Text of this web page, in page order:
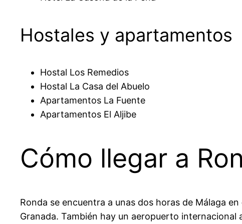
Hostales y apartamentos
Hostal Los Remedios
Hostal La Casa del Abuelo
Apartamentos La Fuente
Apartamentos El Aljibe
Cómo llegar a
Ronda se encuentra a unas dos horas de Málaga
Granada. También hay un aeropuerto